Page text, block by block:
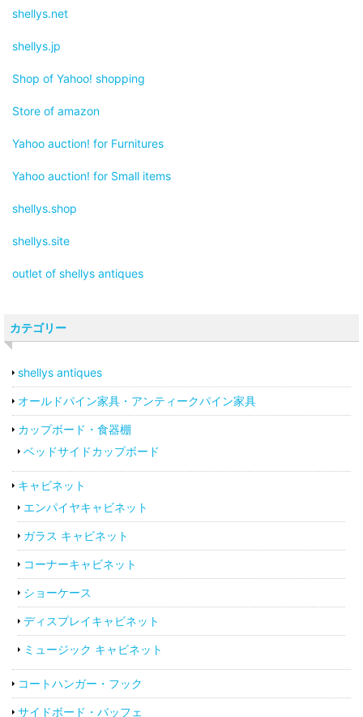
shellys.net
shellys.jp
Shop of Yahoo! shopping
Store of amazon
Yahoo auction! for Furnitures
Yahoo auction! for Small items
shellys.shop
shellys.site
outlet of shellys antiques
カテゴリー
shellys antiques
オールドパイン家具・アンティークパイン家具
カップボード・食器棚
ベッドサイドカップボード
キャビネット
エンパイヤキャビネット
ガラス キャビネット
コーナーキャビネット
ショーケース
ディスプレイキャビネット
ミュージック キャビネット
コートハンガー・フック
サイドボード・バッフェ